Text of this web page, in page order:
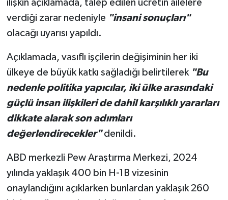
ilişkin açıklamada, talep edilen ücretin ailelere
verdiği zarar nedeniyle "insani sonuçları"
olacağı uyarısı yapıldı.
Açıklamada, vasıflı işçilerin değişiminin her iki
ülkeye de büyük katkı sağladığı belirtilerek "Bu
nedenle politika yapıcılar, iki ülke arasındaki
güçlü insan ilişkileri de dahil karşılıklı yararları
dikkate alarak son adımları
değerlendirecekler"denildi.
ABD merkezli Pew Araştırma Merkezi, 2024
yılında yaklaşık 400 bin H-1B vizesinin
onaylandığını açıklarken bunlardan yaklaşık 260